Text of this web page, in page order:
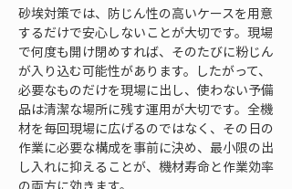
砂埃対策では、防じん性の高いケースを用意
するだけで安心しないことが大切です。現場
で何度も開け閉めすれば、そのたびに粉じん
が入り込む可能性があります。したがって、
必要なものだけを現場に出し、使わない予備
品は清潔な場所に残す運用が大切です。全機
材を毎回現場に広げるのではなく、その日の
作業に必要な構成を事前に決め、最小限の出
し入れに抑えることが、機材寿命と作業効率
の両方に効きます。